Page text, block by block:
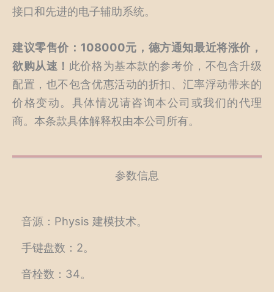
接口和先进的电子辅助系统。
建议零售价：108000元，德方通知最近将涨价，
欲购从速！ 此价格为基本款的参考价，不包含升级
配置，也不包含优惠活动的折扣、汇率浮动带来的
价格变动。具体情况请咨询本公司或我们的代理
商。本条款具体解释权由本公司所有。
参数信息
音源：Physis 建模技术。
手键盘数：2。
音栓数：34。